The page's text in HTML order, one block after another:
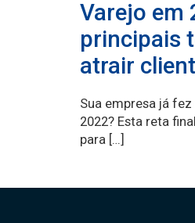
Varejo em
principais
atrair
Sua empresa já
2022? Esta reta
para […]